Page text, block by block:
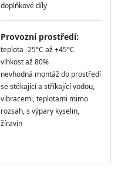
doplňkové díly
Provozní prostředí:
teplota -25°C až +45°C
vlhkost až 80%
nevhodná montáž do prostředí
se stékající a stříkající vodou,
vibracemi, teplotami mimo
rozsah, s výpary kyselin,
žíravin